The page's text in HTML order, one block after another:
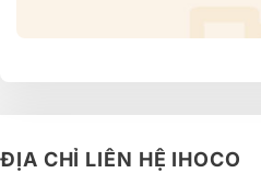
ĐỊA CHỈ LIÊN HỆ IHOCO